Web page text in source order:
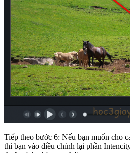
Tiếp theo bước 6: Nếu bạn muốn cho
thì bạn vào điều chỉnh lại phần